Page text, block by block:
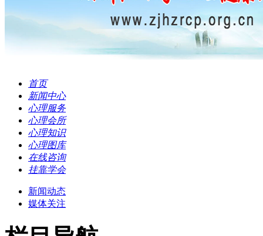
首页
新闻中心
心理服务
心理会所
心理知识
心理图库
在线咨询
挂靠学会
新闻动态
媒体关注